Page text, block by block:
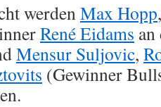
werdenMax Hopp
René Eidams
Mensur Suljovic,
(Gewinner